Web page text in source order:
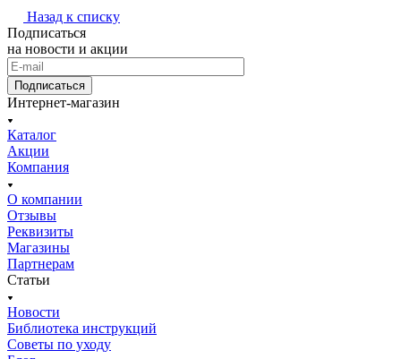
Назад к списку
Подписаться
на новости и акции
Подписаться
Интернет-магазин
Каталог
Акции
Компания
О компании
Отзывы
Реквизиты
Магазины
Партнерам
Статьи
Новости
Библиотека инструкций
Советы по уходу